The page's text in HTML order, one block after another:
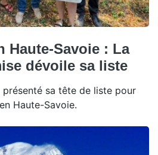
Haute-Savoie : La
dévoile sa liste
présenté sa tête de liste pour
Haute-Savoie.